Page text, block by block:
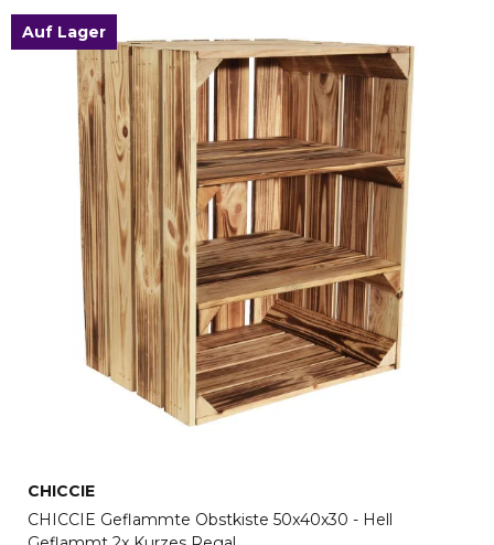
Auf Lager
CHICCIE
CHICCIE Geflammte Obstkiste 50x40x30 - Hell